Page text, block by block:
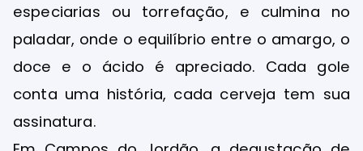
especiarias ou torrefação, e culmina no
paladar, onde o equilíbrio entre o amargo, o
doce e o ácido é apreciado. Cada gole
conta uma história, cada cerveja tem sua
assinatura.